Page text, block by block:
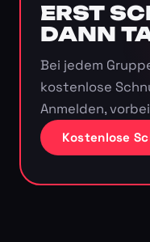
ERST
DANN
Bei jedem
kostenlose
Anmelden,
Kostenlose